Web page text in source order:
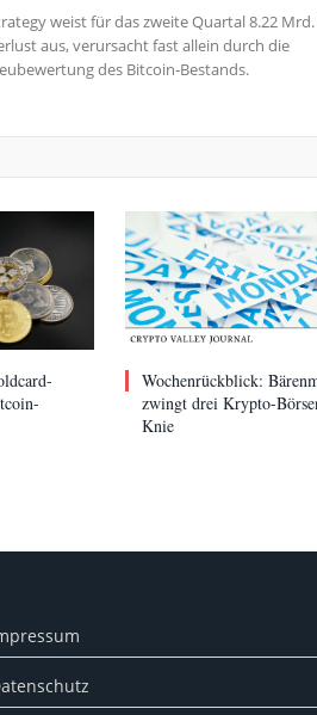
weist für das zweite Quartal 8.22 Mrd.
aus, verursacht fast allein durch die
des Bitcoin-Bestands.
Wochenrückblick:
zwingt drei Krypto-
Knie